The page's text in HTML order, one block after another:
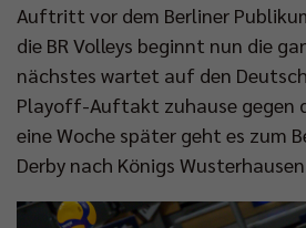
Auftritt vor dem Berliner
die BR Volleys beginnt nun die
nächstes wartet auf den
Playoff-Auftakt zuhause gegen
eine Woche später geht es zum
Derby nach Königs